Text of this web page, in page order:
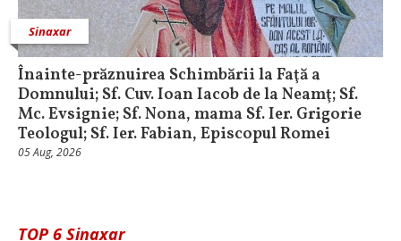
Sinaxar
Înainte-prăznuirea Schimbării la Faţă a
Domnului; Sf. Cuv. Ioan Iacob de la Neamţ; Sf.
Mc. Evsignie; Sf. Nona, mama Sf. Ier. Grigorie
Teologul; Sf. Ier. Fabian, Episcopul Romei
05 Aug, 2026
TOP 6 Sinaxar